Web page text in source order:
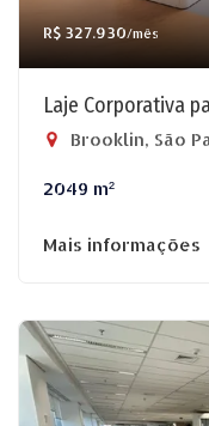
R$ 327.930/mês
Laje Corporativa
Brooklin, São
2049 m²
Mais informações